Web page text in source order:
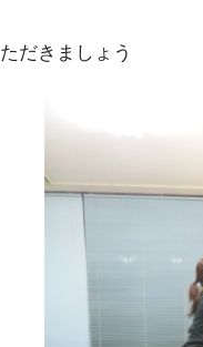
だきましょう